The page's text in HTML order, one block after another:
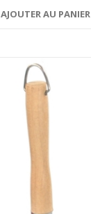
AJOUTER AU PANIER